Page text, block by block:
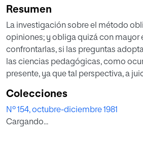
Resumen
La investigación sobre el método
opiniones; y obliga quizá con mayor
confrontarlas, si las preguntas
las ciencias pedagógicas, como
presente, ya que tal perspectiva, a
discutible, el rigor y objetividad
aunque las conclusiones sean
propone. También importa y puede
Colecciones
Nº 154, octubre-diciembre 1981
Cargando...